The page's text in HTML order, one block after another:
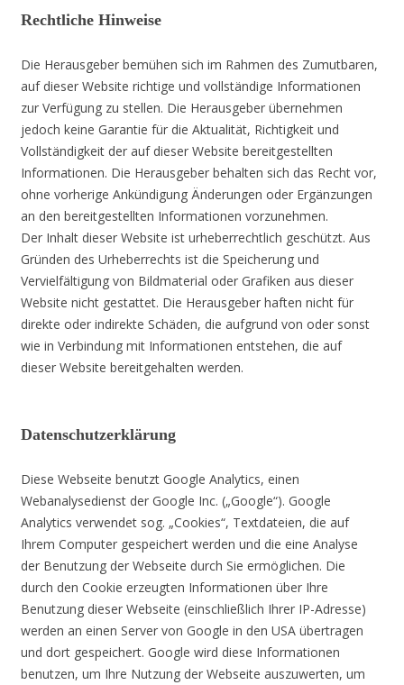
Rechtliche Hinweise
Die Herausgeber bemühen sich im Rahmen des Zumutbaren,
auf dieser Website richtige und vollständige Informationen
zur Verfügung zu stellen. Die Herausgeber übernehmen
jedoch keine Garantie für die Aktualität, Richtigkeit und
Vollständigkeit der auf dieser Website bereitgestellten
Informationen. Die Herausgeber behalten sich das Recht vor,
ohne vorherige Ankündigung Änderungen oder Ergänzungen
an den bereitgestellten Informationen vorzunehmen.
Der Inhalt dieser Website ist urheberrechtlich geschützt. Aus
Gründen des Urheberrechts ist die Speicherung und
Vervielfältigung von Bildmaterial oder Grafiken aus dieser
Website nicht gestattet. Die Herausgeber haften nicht für
direkte oder indirekte Schäden, die aufgrund von oder sonst
wie in Verbindung mit Informationen entstehen, die auf
dieser Website bereitgehalten werden.
Datenschutzerklärung
Diese Webseite benutzt Google Analytics, einen
Webanalysedienst der Google Inc. („Google“). Google
Analytics verwendet sog. „Cookies“, Textdateien, die auf
Ihrem Computer gespeichert werden und die eine Analyse
der Benutzung der Webseite durch Sie ermöglichen. Die
durch den Cookie erzeugten Informationen über Ihre
Benutzung dieser Webseite (einschließlich Ihrer IP-Adresse)
werden an einen Server von Google in den USA übertragen
und dort gespeichert. Google wird diese Informationen
benutzen, um Ihre Nutzung der Webseite auszuwerten, um